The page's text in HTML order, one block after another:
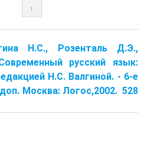
↑
Н.С., Розенталь Д.Э.,
русский язык:
Н.С. Валгиной. - 6-е
Москва: Логос,2002. 528